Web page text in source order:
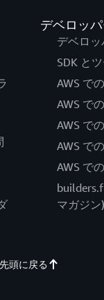
デベロッ
デベロ
SDK と
AWS で
AWS で
AWS で
AWS で
AWS で
マガジン)
先頭に戻る